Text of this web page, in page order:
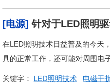
[电源] 针对于LED照明
在LED照明技术日益普及的今天
具的正常工作，还可能对周围电
关键字： LED照明技术 电磁干